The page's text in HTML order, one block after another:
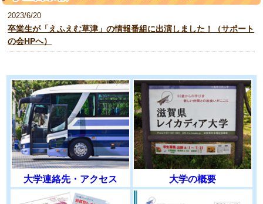
2023/6/20
卒業生が「えふえむ草津」の情報番組に出演しました！（サポート
の会HPへ）
大学連絡先・アクセス 大学の概要